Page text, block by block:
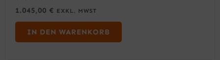
1.045,00 € EXKL. MWST
IN DEN WARENKORB